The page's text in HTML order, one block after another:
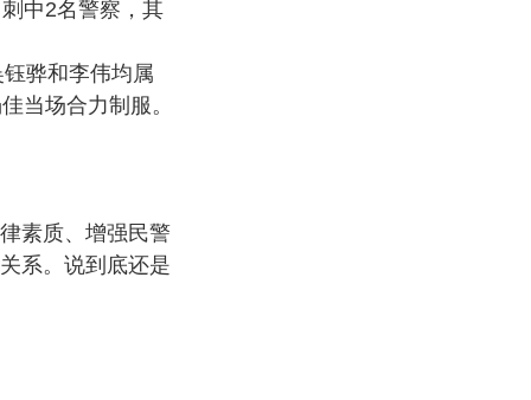
中2名警察，其
骅和李伟均属
当场合力制服。
素质、增强民警
系。说到底还是